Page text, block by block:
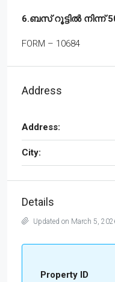
6.ബസ് റൂട്ടിൽ നിന്ന്
FORM – 10684
Address
Address:
City:
Details
Updated on March 5,
Property ID